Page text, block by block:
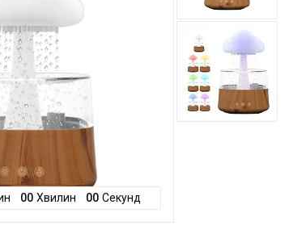
00 Хвилин 00 Секунд